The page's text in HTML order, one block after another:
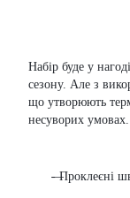
Набір буде у
сезону. Але з
що утворюють
несуворих умовах.
- Проклеєні